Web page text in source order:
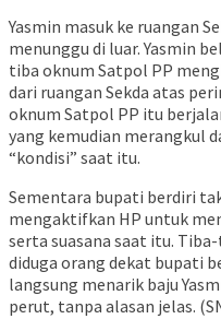
Yasmin masuk ke ruangan
menunggu di luar. Yasmin
tiba oknum Satpol PP
dari ruangan Sekda atas
oknum Satpol PP itu
yang kemudian merangkul
“kondisi” saat itu.
Sementara bupati berdiri
mengaktifkan HP untuk
serta suasana saat itu.
diduga orang dekat bupati
langsung menarik baju
perut, tanpa alasan jelas.